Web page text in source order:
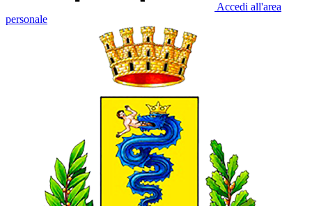
Accedi all'area
personale